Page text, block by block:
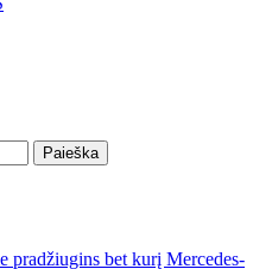
pradžiugins bet kurį Mercedes-